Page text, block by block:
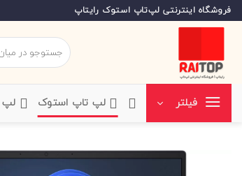
Skip
to
فروشگاه اینترنتی لپ‌تاپ استوک رایتاپ
جستجو
برای:
فیلتر ‌لپ تاپ استوک ‌لپ